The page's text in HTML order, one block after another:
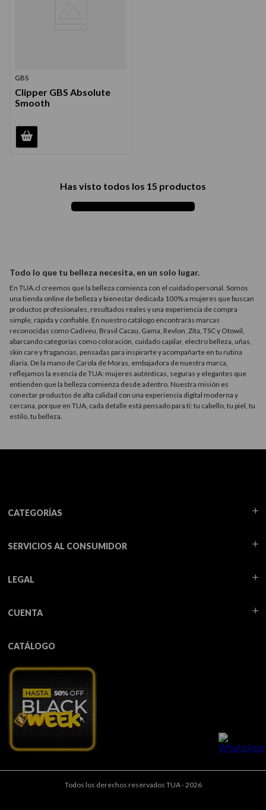
GBS
Clipper GBS Absolute
Smooth
Has visto todos los 15 productos
Todo lo que tu belleza necesita, en un solo lugar.
En TUA.cl creemos que la belleza comienza con el cuidado personal. Somos
una tienda online de belleza y bienestar dedicada 100% a mujeres que buscan
productos profesionales, resultados reales y una experiencia de compra
simple, rápida y confiable. En nuestro catálogo encontrarás marcas
reconocidas como Cadiveu, Brasil Cacau, Gama, Revlon, Zíta, TSC y Otowil,
abarcando categorías como coloración, cuidado capilar, electro belleza, uñas,
skin care y fragancias, pensadas para inspirarte y acompañarte en tu rutina
diaria. De la mano de Carola de Moras, embajadora de nuestra marca,
reflejamos la esencia de TUA: mujeres auténticas, seguras y elegantes que
entienden que la belleza comienza desde adentro. Nuestra misión es
conectar productos de alta calidad con una experiencia digital moderna y
cercana, porque en TUA, cada detalle está pensado para ti: tu cabello, tu piel, tu
estilo, tu belleza.
CATEGORÍAS
SERVICIOS AL CONSUMIDOR
LEGAL
CUENTA
CATÁLOGO
Todos los derechos reservados TUA - 2026